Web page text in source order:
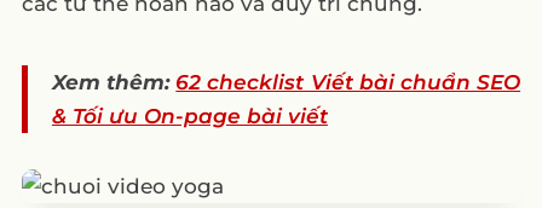
Xem thêm: 62 checklist Viết bài chuẩn SEO
& Tối ưu On-page bài viết